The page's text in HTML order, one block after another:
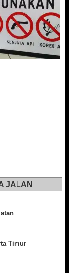
JALAN
Timur